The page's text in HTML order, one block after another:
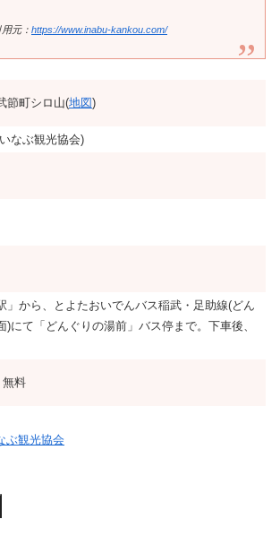
用元： https://www.inabu-kankou.com/
節町シロ山(地図)
なぶ観光協会)
」から、とよたおいでんバス稲武・足助線(どん
)にて「どんぐりの湯前」バス停まで。下車後、
無料
ぶ観光協会